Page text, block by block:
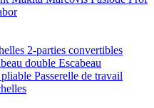
2-parties convertibles
double Escabeau
Passerelle de travail